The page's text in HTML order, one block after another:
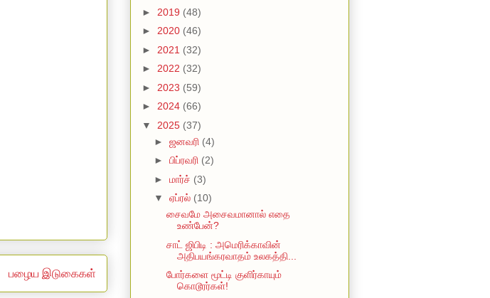
பழைய இடுகைகள்
► 2019 (48)
► 2020 (46)
► 2021 (32)
► 2022 (32)
► 2023 (59)
► 2024 (66)
▼ 2025 (37)
► ஜனவரி (4)
► பிப்ரவரி (2)
► மார்ச் (3)
▼ ஏப்ரல் (10)
சைவமே அசைவமானால் எதை
உண்பேன்?
சாட் ஜிபிடி : அமெரிக்காவின்
அதிபயங்கரவாதம் உலகத்தி...
போர்களை மூட்டி குளிர்காயும்
கொடூரர்கள்!